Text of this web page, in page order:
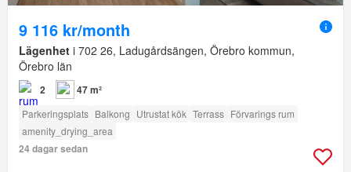
9 116 kr/month
Lägenhet i 702 26, Ladugårdsängen, Örebro kommun,
Örebro län
2 47 m²
Parkeringsplats Balkong Utrustat kök Terrass Förvarings rum
amenity_drying_area
24 dagar sedan